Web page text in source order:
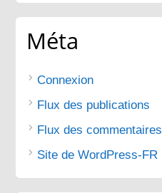
Méta
Connexion
Flux des publications
Flux des commentaires
Site de WordPress-FR